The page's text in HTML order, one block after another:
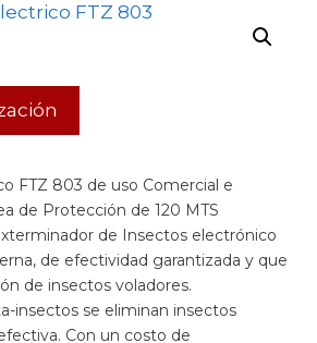
FTZ 803 de uso Comercial e
de Protección de 120 MTS
de Insectos electrónico
de efectividad garantizada y que
de insectos voladores.
insectos se eliminan insectos
Con un costo de